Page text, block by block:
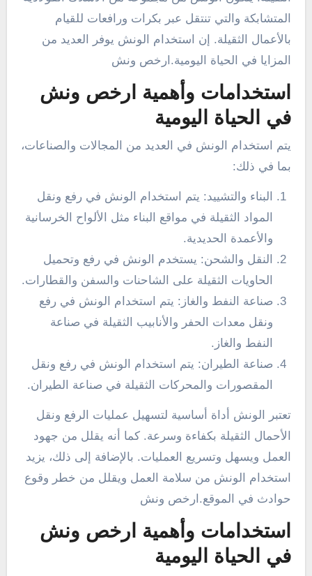
المتشابكة والتي تنتقل عبر بكرات ورافعات للقيام
بالأعمال الثقيلة. إن استخدام الونش يوفر العديد من
المزايا في الحياة اليومية.ارخص ونش
استخدامات وأهمية ارخص ونش
في الحياة اليومية
يتم استخدام الونش في العديد من المجالات والصناعات،
بما في ذلك:
البناء والتشييد: يتم استخدام الونش في رفع ونقل
المواد الثقيلة في مواقع البناء مثل الألواح الخرسانية
والأعمدة الحديدية.
النقل والشحن: يستخدم الونش في رفع وتحميل
الحاويات الثقيلة على الشاحنات والسفن والقطارات.
صناعة النفط والغاز: يتم استخدام الونش في رفع
ونقل معدات الحفر والأنابيب الثقيلة في صناعة
النفط والغاز.
صناعة الطيران: يتم استخدام الونش في رفع ونقل
المقصورات والمحركات الثقيلة في صناعة الطيران.
تعتبر الونش أداة أساسية لتسهيل عمليات الرفع ونقل
الأحمال الثقيلة بكفاءة وسرعة. كما أنه يقلل من جهود
العمل ويسهل وتسريع العمليات. بالإضافة إلى ذلك، يزيد
استخدام الونش من سلامة العمل ويقلل من خطر وقوع
حوادث في الموقع.ارخص ونش
استخدامات وأهمية ارخص ونش
في الحياة اليومية